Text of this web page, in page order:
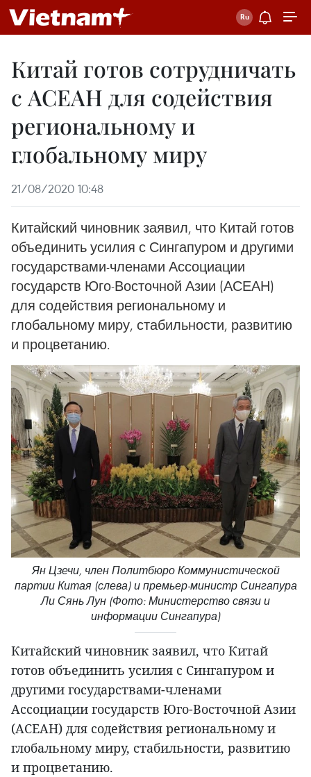
Китай готов сотрудничать
с АСЕАН для содействия
региональному и
глобальному миру
21/08/2020 10:48
Китайский чиновник заявил, что Китай готов
объединить усилия с Сингапуром и другими
государствами-членами Ассоциации
государств Юго-Восточной Азии (АСЕАН)
для содействия региональному и
глобальному миру, стабильности, развитию
и процветанию.
Ян Цзечи, член Политбюро Коммунистической
партии Китая (слева) и премьер-министр Сингапура
Ли Сянь Лун (Фото: Министерство связи и
информации Сингапура)
Китайский чиновник заявил, что Китай
готов объединить усилия с Сингапуром и
другими государствами-членами
Ассоциации государств Юго-Восточной Азии
(АСЕАН) для содействия региональному и
глобальному миру, стабильности, развитию
и процветанию.